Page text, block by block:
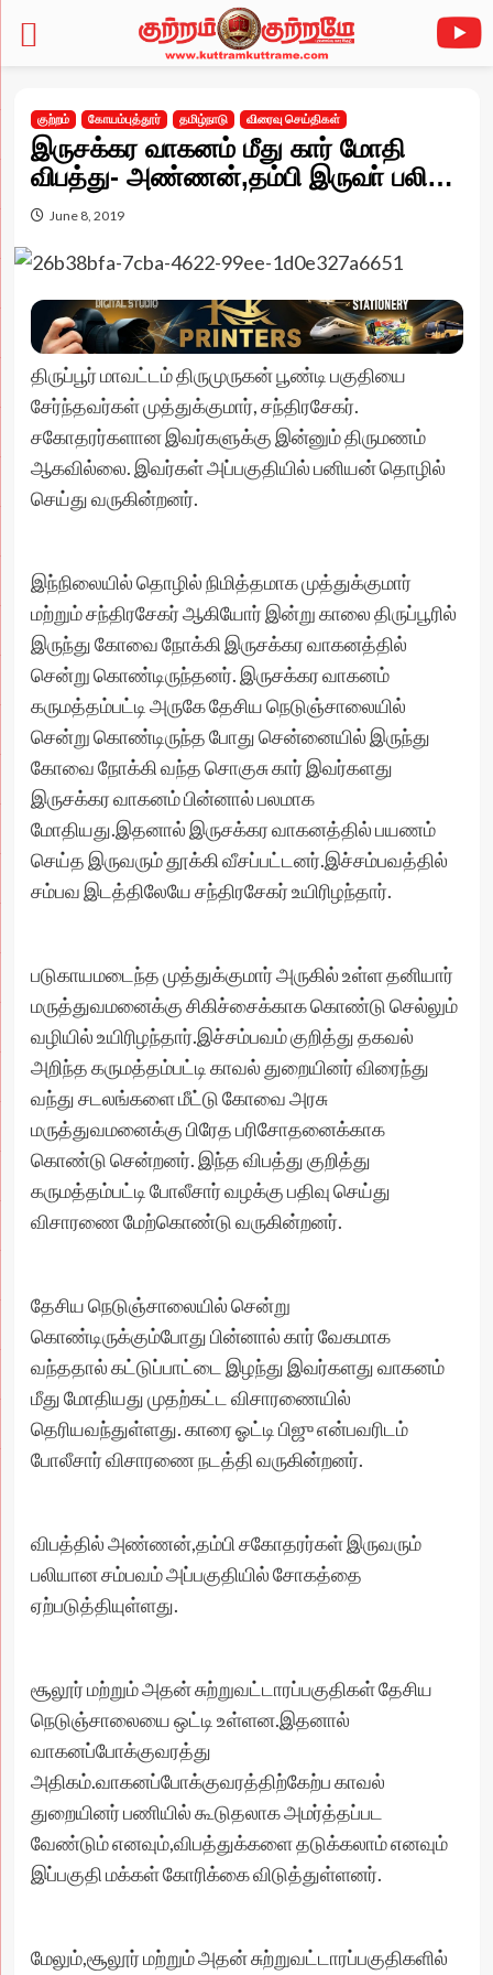
to
content
குற்றம் கோயம்புத்தூர் தமிழ்நாடு விரைவு செய்திகள்
இருசக்கர வாகனம் மீது கார் மோதி
விபத்து- அண்ணன்,தம்பி இருவா் பலி…
June 8, 2019
திருப்பூர் மாவட்டம் திருமுருகன் பூண்டி பகுதியை
சேர்ந்தவர்கள் முத்துக்குமார், சந்திரசேகர்.
சகோதரர்களான இவர்களுக்கு இன்னும் திருமணம்
ஆகவில்லை. இவர்கள் அப்பகுதியில் பனியன் தொழில்
செய்து வருகின்றனர்.
இந்நிலையில் தொழில் நிமித்தமாக முத்துக்குமார்
மற்றும் சந்திரசேகர் ஆகியோர் இன்று காலை திருப்பூரில்
இருந்து கோவை நோக்கி இருசக்கர வாகனத்தில்
சென்று கொண்டிருந்தனர். இருசக்கர வாகனம்
கருமத்தம்பட்டி அருகே தேசிய நெடுஞ்சாலையில்
சென்று கொண்டிருந்த போது சென்னையில் இருந்து
கோவை நோக்கி வந்த சொகுசு கார் இவர்களது
இருசக்கர வாகனம் பின்னால் பலமாக
மோதியது.இதனால் இருசக்கர வாகனத்தில் பயணம்
செய்த இருவரும் தூக்கி வீசப்பட்டனர்.இச்சம்பவத்தில்
சம்பவ இடத்திலேயே சந்திரசேகர் உயிரிழந்தார்.
படுகாயமடைந்த முத்துக்குமார் அருகில் உள்ள தனியார்
மருத்துவமனைக்கு சிகிச்சைக்காக கொண்டு செல்லும்
வழியில் உயிரிழந்தார்.இச்சம்பவம் குறித்து தகவல்
அறிந்த கருமத்தம்பட்டி காவல் துறையினர் விரைந்து
வந்து சடலங்களை மீட்டு கோவை அரசு
மருத்துவமனைக்கு பிரேத பரிசோதனைக்காக
கொண்டு சென்றனர். இந்த விபத்து குறித்து
கருமத்தம்பட்டி போலீசார் வழக்கு பதிவு செய்து
விசாரணை மேற்கொண்டு வருகின்றனர்.
தேசிய நெடுஞ்சாலையில் சென்று
கொண்டிருக்கும்போது பின்னால் கார் வேகமாக
வந்ததால் கட்டுப்பாட்டை இழந்து இவர்களது வாகனம்
மீது மோதியது முதற்கட்ட விசாரணையில்
தெரியவந்துள்ளது. காரை ஓட்டி பிஜு என்பவரிடம்
போலீசார் விசாரணை நடத்தி வருகின்றனர்.
விபத்தில் அண்ணன்,தம்பி சகோதரர்கள் இருவரும்
பலியான சம்பவம் அப்பகுதியில் சோகத்தை
ஏற்படுத்தியுள்ளது.
சூலூர் மற்றும் அதன் சுற்றுவட்டாரப்பகுதிகள் தேசிய
நெடுஞ்சாலையை ஒட்டி உள்ளன.இதனால்
வாகனப்போக்குவரத்து
அதிகம்.வாகனப்போக்குவரத்திற்கேற்ப காவல்
துறையினர் பணியில் கூடுதலாக அமர்த்தப்பட
வேண்டும் எனவும்,விபத்துக்களை தடுக்கலாம் எனவும்
இப்பகுதி மக்கள் கோரிக்கை விடுத்துள்ளனர்.
மேலும்,சூலூர் மற்றும் அதன் சுற்றுவட்டாரப்பகுதிகளில்